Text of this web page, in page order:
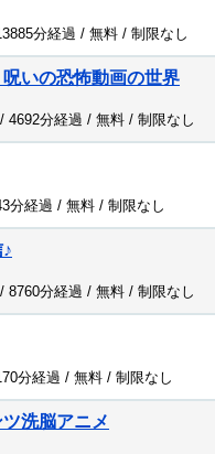
分経過 / 無料 / 制限なし
いの恐怖動画の世界
/ 4692分経過 / 無料 / 制限なし
分経過 / 無料 / 制限なし
/ 8760分経過 / 無料 / 制限なし
分経過 / 無料 / 制限なし
洗脳アニメ